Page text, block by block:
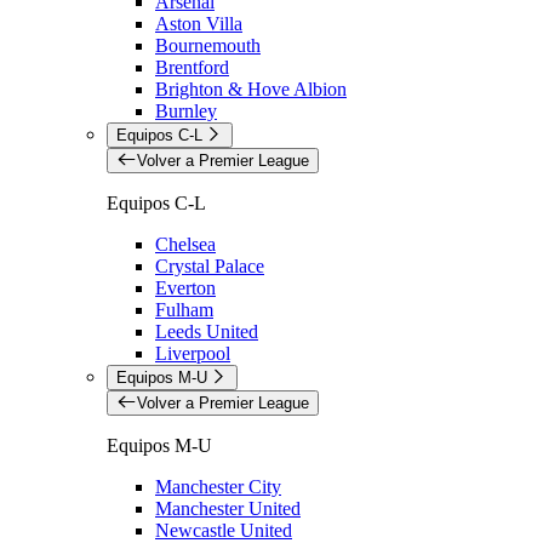
Aston Villa
Bournemouth
Brentford
Brighton & Hove Albion
Burnley
Equipos C-L
Volver a Premier League
Equipos C-L
Chelsea
Crystal Palace
Everton
Fulham
Leeds United
Liverpool
Equipos M-U
Volver a Premier League
Equipos M-U
Manchester City
Manchester United
Newcastle United